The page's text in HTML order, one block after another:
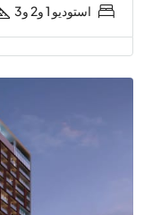
استوديو 1 و2 و3